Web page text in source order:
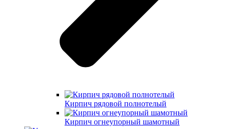
Кирпич рядовой полнотелый
Кирпич огнеупорный шамотный